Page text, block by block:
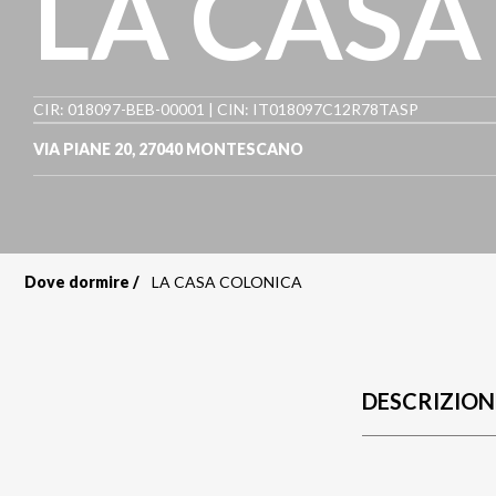
CIR: 018097-BEB-00001 | CIN: IT018097C12R78TASP
VIA PIANE 20, 27040 MONTESCANO
Dove dormire LA CASA COLONICA